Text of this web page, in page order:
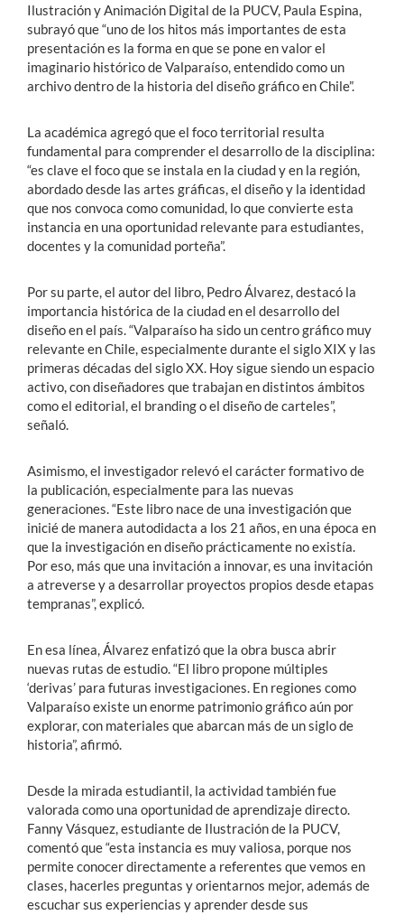
Ilustración y Animación Digital de la PUCV, Paula Espina,
subrayó que “uno de los hitos más importantes de esta
presentación es la forma en que se pone en valor el
imaginario histórico de Valparaíso, entendido como un
archivo dentro de la historia del diseño gráfico en Chile”.
La académica agregó que el foco territorial resulta
fundamental para comprender el desarrollo de la disciplina:
“es clave el foco que se instala en la ciudad y en la región,
abordado desde las artes gráficas, el diseño y la identidad
que nos convoca como comunidad, lo que convierte esta
instancia en una oportunidad relevante para estudiantes,
docentes y la comunidad porteña”.
Por su parte, el autor del libro, Pedro Álvarez, destacó la
importancia histórica de la ciudad en el desarrollo del
diseño en el país. “Valparaíso ha sido un centro gráfico muy
relevante en Chile, especialmente durante el siglo XIX y las
primeras décadas del siglo XX. Hoy sigue siendo un espacio
activo, con diseñadores que trabajan en distintos ámbitos
como el editorial, el branding o el diseño de carteles”,
señaló.
Asimismo, el investigador relevó el carácter formativo de
la publicación, especialmente para las nuevas
generaciones. “Este libro nace de una investigación que
inicié de manera autodidacta a los 21 años, en una época en
que la investigación en diseño prácticamente no existía.
Por eso, más que una invitación a innovar, es una invitación
a atreverse y a desarrollar proyectos propios desde etapas
tempranas”, explicó.
En esa línea, Álvarez enfatizó que la obra busca abrir
nuevas rutas de estudio. “El libro propone múltiples
‘derivas’ para futuras investigaciones. En regiones como
Valparaíso existe un enorme patrimonio gráfico aún por
explorar, con materiales que abarcan más de un siglo de
historia”, afirmó.
Desde la mirada estudiantil, la actividad también fue
valorada como una oportunidad de aprendizaje directo.
Fanny Vásquez, estudiante de Ilustración de la PUCV,
comentó que “esta instancia es muy valiosa, porque nos
permite conocer directamente a referentes que vemos en
clases, hacerles preguntas y orientarnos mejor, además de
escuchar sus experiencias y aprender desde sus